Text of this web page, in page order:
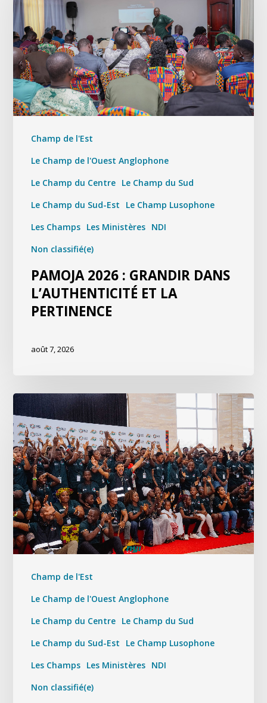
Champ de l'Est
Le Champ de l'Ouest Anglophone
Le Champ du Centre Le Champ du Sud
Le Champ du Sud-Est
Le Champ Lusophone
Les Champs Les Ministères NDI
Non classifié(e)
PAMOJA 2026 : GRANDIR DANS
L’AUTHENTICITÉ ET LA
PERTINENCE
août 7, 2026
Champ de l'Est
Le Champ de l'Ouest Anglophone
Le Champ du Centre Le Champ du Sud
Le Champ du Sud-Est
Le Champ Lusophone
Les Champs Les Ministères NDI
Non classifié(e)